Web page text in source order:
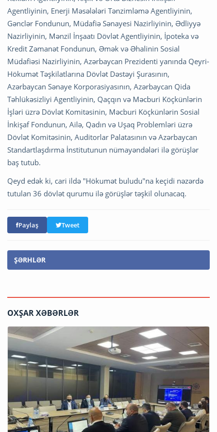
Agentliyinin, Enerji Məsələləri Tənzimləmə Agentliyinin,
Gənclər Fondunun, Müdafiə Sənayesi Nazirliyinin, Ədliyyə
Nazirliyinin, Mənzil İnşaatı Dövlət Agentliyinin, İpoteka və
Kredit Zəmanət Fondunun, Əmək və Əhalinin Sosial
Müdafiəsi Nazirliyinin, Azərbaycan Prezidenti yanında Qeyri-
Hökumət Təşkilatlarına Dövlət Dəstəyi Şurasının,
Azərbaycan Sənaye Korporasiyasının, Azərbaycan Qida
Təhlükəsizliyi Agentliyinin, Qaçqın və Məcburi Köçkünlərin
İşləri üzrə Dövlət Komitəsinin, Məcburi Köçkünlərin Sosial
İnkişaf Fondunun, Ailə, Qadın və Uşaq Problemləri üzrə
Dövlət Komitəsinin, Auditorlar Palatasının və Azərbaycan
Standartlaşdırma İnstitutunun nümayəndələri ilə görüşlər
baş tutub.
Qeyd edək ki, cari ildə "Hökumət buludu"na keçidi nəzərdə
tutulan 36 dövlət qurumu ilə görüşlər təşkil olunacaq.
Paylaş Tweet
ŞƏRHLƏR
OXŞAR XƏBƏRLƏR